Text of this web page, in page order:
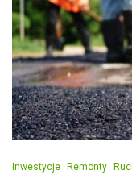
Inwestycje Remonty